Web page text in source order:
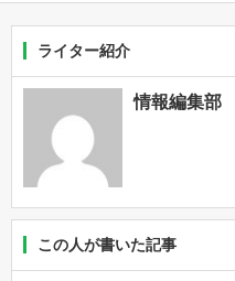
ライター紹介
情報編集部
この人が書いた記事